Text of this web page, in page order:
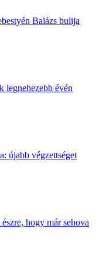
Balázs bulija
legnehezebb évén
újabb végzettséget
hogy már sehova